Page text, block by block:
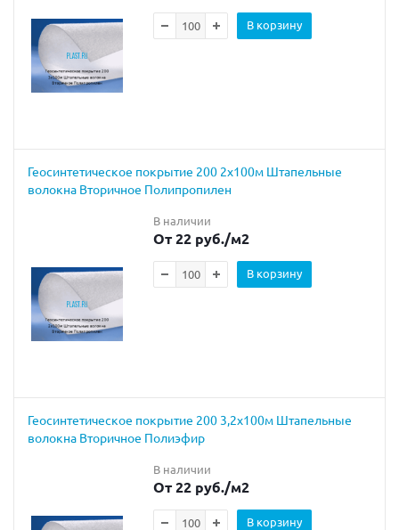
В корзину
Геосинтетическое покрытие 200 2х100м Штапельные
волокна Вторичное Полипропилен
В наличии
От 22 руб./м2
В корзину
Геосинтетическое покрытие 200 3,2х100м Штапельные
волокна Вторичное Полиэфир
В наличии
От 22 руб./м2
В корзину